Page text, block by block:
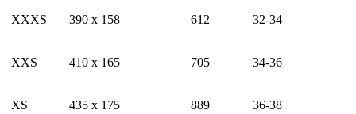
XXXS 390 x 158 612 32-34
XXS 410 х 165 705 34-36
XS 435 х 175 889 36-38